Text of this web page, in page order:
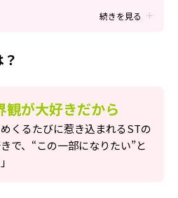
member
ログイン
続きを見る
観が大好きだから
めくるたびに惹き込まれるSTの
で、“この一部になりたい”と